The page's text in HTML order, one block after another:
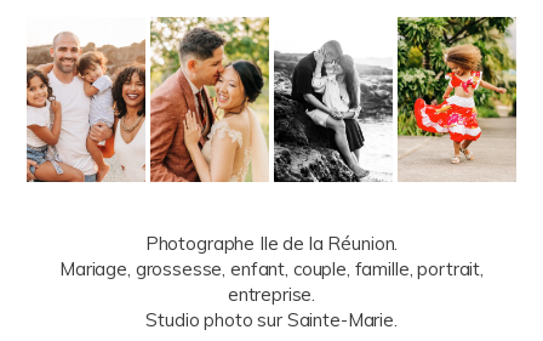
Photographe Ile de la Réunion.
Mariage, grossesse, enfant, couple, famille, portrait,
entreprise.
Studio photo sur Sainte-Marie.